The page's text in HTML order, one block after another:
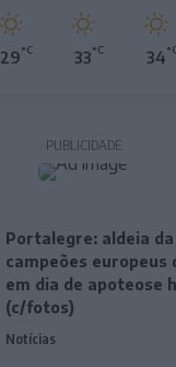
29°C 33°C 34
PUBLICIDADE
Portalegre: aldeia
campeões europeus
em dia de apoteose
(c/fotos)
Notícias